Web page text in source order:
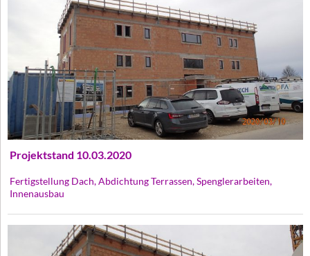
Projektstand 10.03.2020
Fertigstellung Dach, Abdichtung Terrassen, Spenglerarbeiten,
Innenausbau